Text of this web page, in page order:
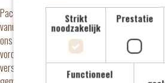
Paco heeft de afgelopen dagen bij veel
vanuit het hele land steunbetuigingen
ons het potentieel in Paco kunnen zien.
vorderingen gemaakt om zijn zaak voor de Raad
verschijnen. We zijn blij te mogen melden dat de
Strikt
noodzakelijk
Prestatie
Functioneel